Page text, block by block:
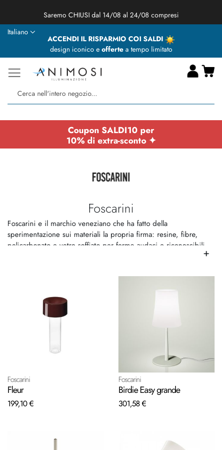
★ Animosi Illuminazione vi augura delle BUONE VACANZE ★
ACCENDI IL RISPARMIO COI SALDI
design iconico e offertea tempo limitato
Lingua
Italiano
Coupon SALDI10 per
10% di extra-sconto ✦
Foscarini
Foscarini e il marchio veneziano che ha fatto della
sperimentazione sui materiali la propria firma: resine, fibre,
policarbonato e vetro soffiato per forme audaci e riconoscibili.
Animosi seleziona Foscarini per chi cerca una lampada con una
+
Foscarini
Fleur
199,10 €
Foscarini
Birdie Easy grande
301,58 €